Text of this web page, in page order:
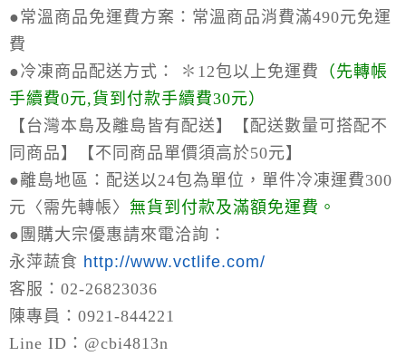
●常溫商品免運費方案： 常溫商品消費滿490元免運
費
●冷凍商品配送方式：
✽12包以上免運費 （先轉帳
手續費0元,貨到付款手續費30元）
【台灣本島及離島皆有配送】【配送數量可搭配不
同商品】【不同商品單價須高於50元】
●離島地區： 配送以24包為單位，單件冷凍運費300
元〈需先轉帳〉 無貨到付款及滿額免運費。
● 團購大宗優惠請來電洽詢：
永萍蔬食 http://www.vctlife.com/
客服：02-26823036
陳專員：0921-844221
Line ID：@cbi4813n